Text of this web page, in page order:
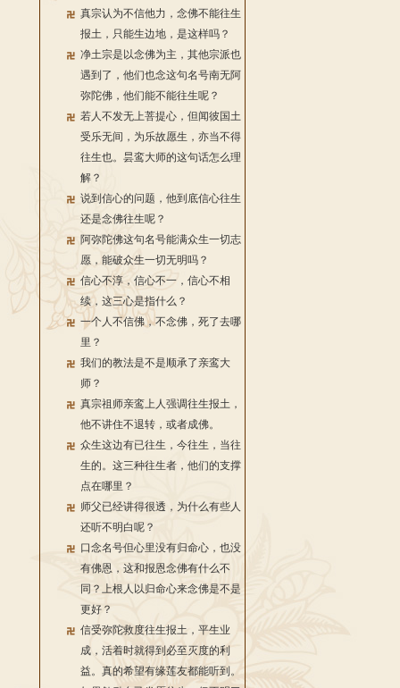
真宗认为不信他力，念佛不能往生
报土，只能生边地，是这样吗？
净土宗是以念佛为主，其他宗派也
遇到了，他们也念这句名号南无阿
弥陀佛，他们能不能往生呢？
若人不发无上菩提心，但闻彼国土
受乐无间，为乐故愿生，亦当不得
往生也。昙鸾大师的这句话怎么理
解？
说到信心的问题，他到底信心往生
还是念佛往生呢？
阿弥陀佛这句名号能满众生一切志
愿，能破众生一切无明吗？
信心不淳，信心不一，信心不相
续，这三心是指什么？
一个人不信佛，不念佛，死了去哪
里？
我们的教法是不是顺承了亲鸾大
师？
真宗祖师亲鸾上人强调往生报土，
他不讲住不退转，或者成佛。
众生这边有已往生，今往生，当往
生的。这三种往生者，他们的支撑
点在哪里？
师父已经讲得很透，为什么有些人
还听不明白呢？
口念名号但心里没有归命心，也没
有佛恩，这和报恩念佛有什么不
同？上根人以归命心来念佛是不是
更好？
信受弥陀救度往生报土，平生业
成，活着时就得到必至灭度的利
益。真的希望有缘莲友都能听到。